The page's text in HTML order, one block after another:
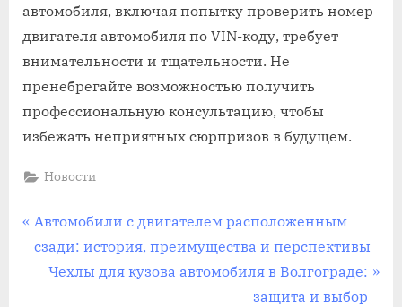
автомобиля, включая попытку проверить номер
двигателя автомобиля по VIN-коду, требует
внимательности и тщательности. Не
пренебрегайте возможностью получить
профессиональную консультацию, чтобы
избежать неприятных сюрпризов в будущем.
Новости
Навигация
по
P
r
Автомобили с двигателем расположенным
сзади: история, преимущества и перспективы
N
Чехлы для кузова автомобиля в Волгограде:
защита и выбор